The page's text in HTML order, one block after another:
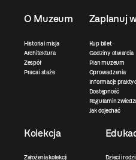
O Muzeum
Historia i misja
Architektura
Zespół
Praca i staże
Zaplanuj
Kup bilet
Godziny otwarcia
Plan muzeum
Oprowadzenia
Informacje
Dostępność
Regulamin
Jak dojechać
Kolekcja
Założenia kolekcji
Dzieci i